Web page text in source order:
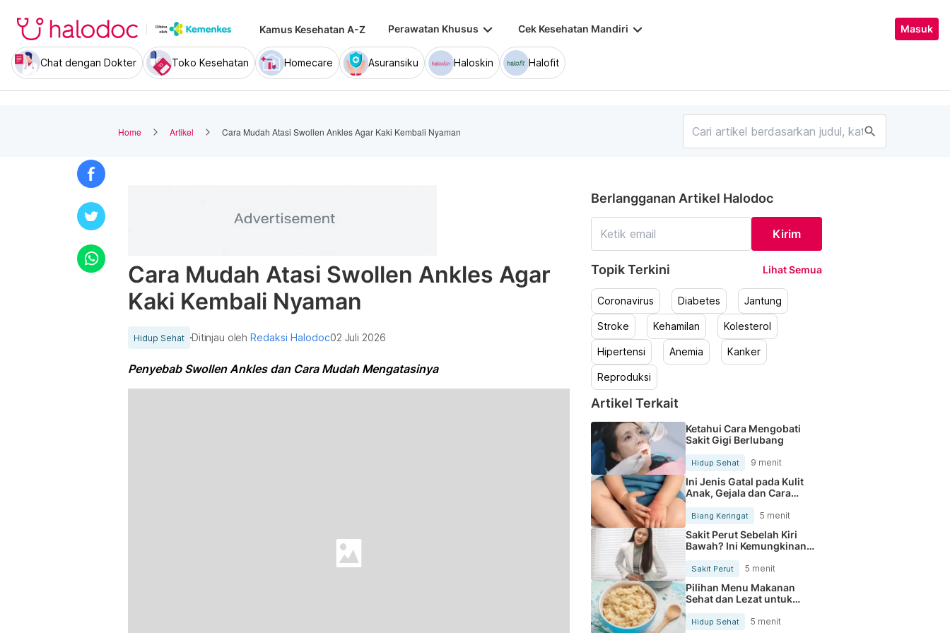
Kamus Kesehatan A-Z Perawatan Khusus keyboard_arrow_down Cek Kesehatan Mandiri keyboard_arrow_down Masuk
Chat dengan Dokter Toko Kesehatan Homecare Asuransiku Haloskin Halofit
Home Artikel Cara Mudah Atasi Swollen Ankles Agar Kaki Kembali Nyaman search
Cara Mudah Atasi Swollen Ankles Agar
Kaki Kembali Nyaman
Hidup Sehat Ditinjau olehRedaksi Halodoc02 Juli 2026
Penyebab Swollen Ankles dan Cara Mudah Mengatasinya
Berlangganan Artikel Halodoc
Kirim
Topik Terkini Lihat Semua
Coronavirus Diabetes Jantung
Stroke Kehamilan Kolesterol
Hipertensi Anemia Kanker
Reproduksi
Artikel Terkait
Ketahui Cara Mengobati
Sakit Gigi Berlubang
Hidup Sehat 9 menit
Ini Jenis Gatal pada Kulit
Anak, Gejala dan Cara
Mengobatinya
Biang Keringat 5 menit
Sakit Perut Sebelah Kiri
Bawah? Ini Kemungkinan
Sakit Perut 5 menit
Pilihan Menu Makanan
Sehat dan Lezat untuk
Mengurangi Kolesterol
Hidup Sehat 5 menit